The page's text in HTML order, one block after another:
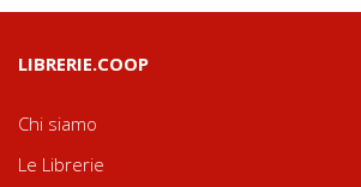
LIBRERIE.COOP
Chi siamo
Le Librerie